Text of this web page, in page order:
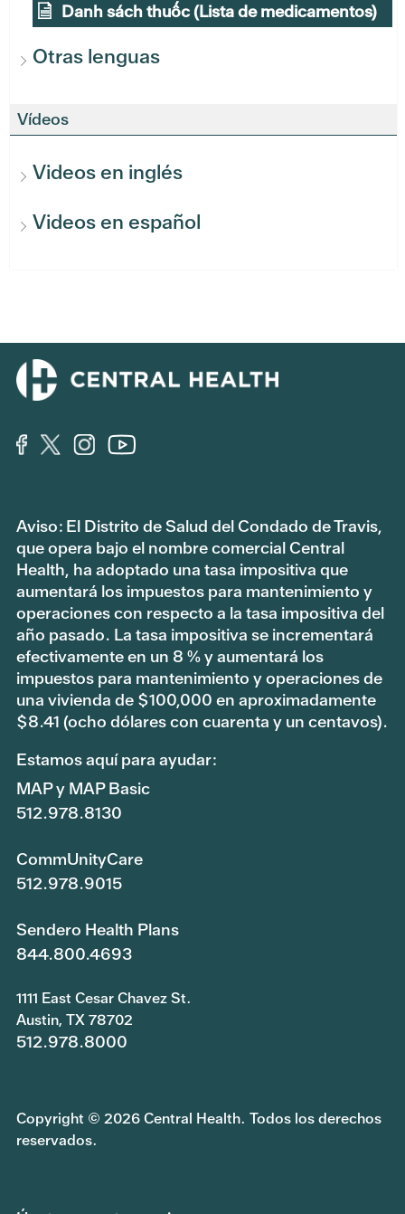
Danh sách thuốc (Lista de medicamentos)
Otras lenguas
Vídeos
Videos en inglés
Videos en español
Aviso: El Distrito de Salud del Condado de Travis,
que opera bajo el nombre comercial Central
Health, ha adoptado una tasa impositiva que
aumentará los impuestos para mantenimiento y
operaciones con respecto a la tasa impositiva del
año pasado. La tasa impositiva se incrementará
efectivamente en un 8 % y aumentará los
impuestos para mantenimiento y operaciones de
una vivienda de $100,000 en aproximadamente
$8.41 (ocho dólares con cuarenta y un centavos).
Estamos aquí para ayudar:
MAP y MAP Basic
512.978.8130
CommUnityCare
512.978.9015
Sendero Health Plans
844.800.4693
1111 East Cesar Chavez St.
Austin, TX 78702
512.978.8000
Copyright © 2026 Central Health. Todos los derechos
reservados.